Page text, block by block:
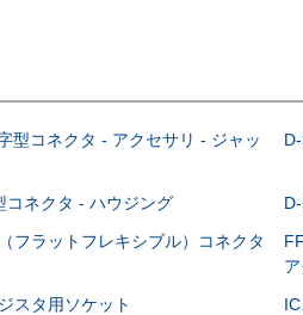
型コネクタ - アクセサリ - ジャッ
コネクタ - ハウジング
フラットフレキシブル）コネクタ
スタ用ソケット